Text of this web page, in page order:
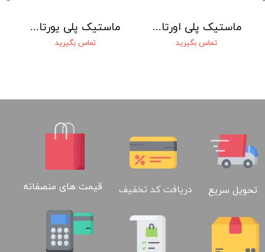
ماستیک پلی یورتان TG520
تماس بگیرید
ماستیک پلی اورتان سوسیسی 600 میلی سفید DGKP635 آکفیکس
تماس بگیرید
تحویل سریع دریافت کد تخفیف قیمت های منصفانه